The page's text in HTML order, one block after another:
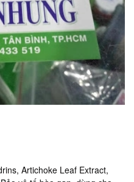
Artichoke Leaf Extract,